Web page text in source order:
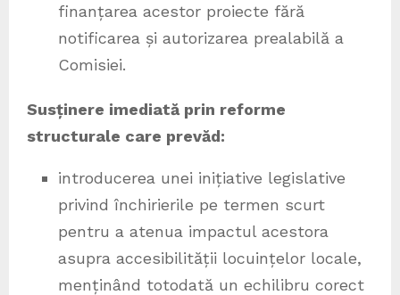
finanțarea acestor proiecte fără
notificarea și autorizarea prealabilă a
Comisiei.
Susținere imediată prin reforme
structurale care prevăd:
introducerea unei inițiative legislative
privind închirierile pe termen scurt
pentru a atenua impactul acestora
asupra accesibilității locuințelor locale,
menținând totodată un echilibru corect